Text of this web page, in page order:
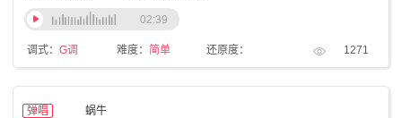
调式： G调 难度： 简单 还原度： 1271
02:39
弹唱 蜗牛